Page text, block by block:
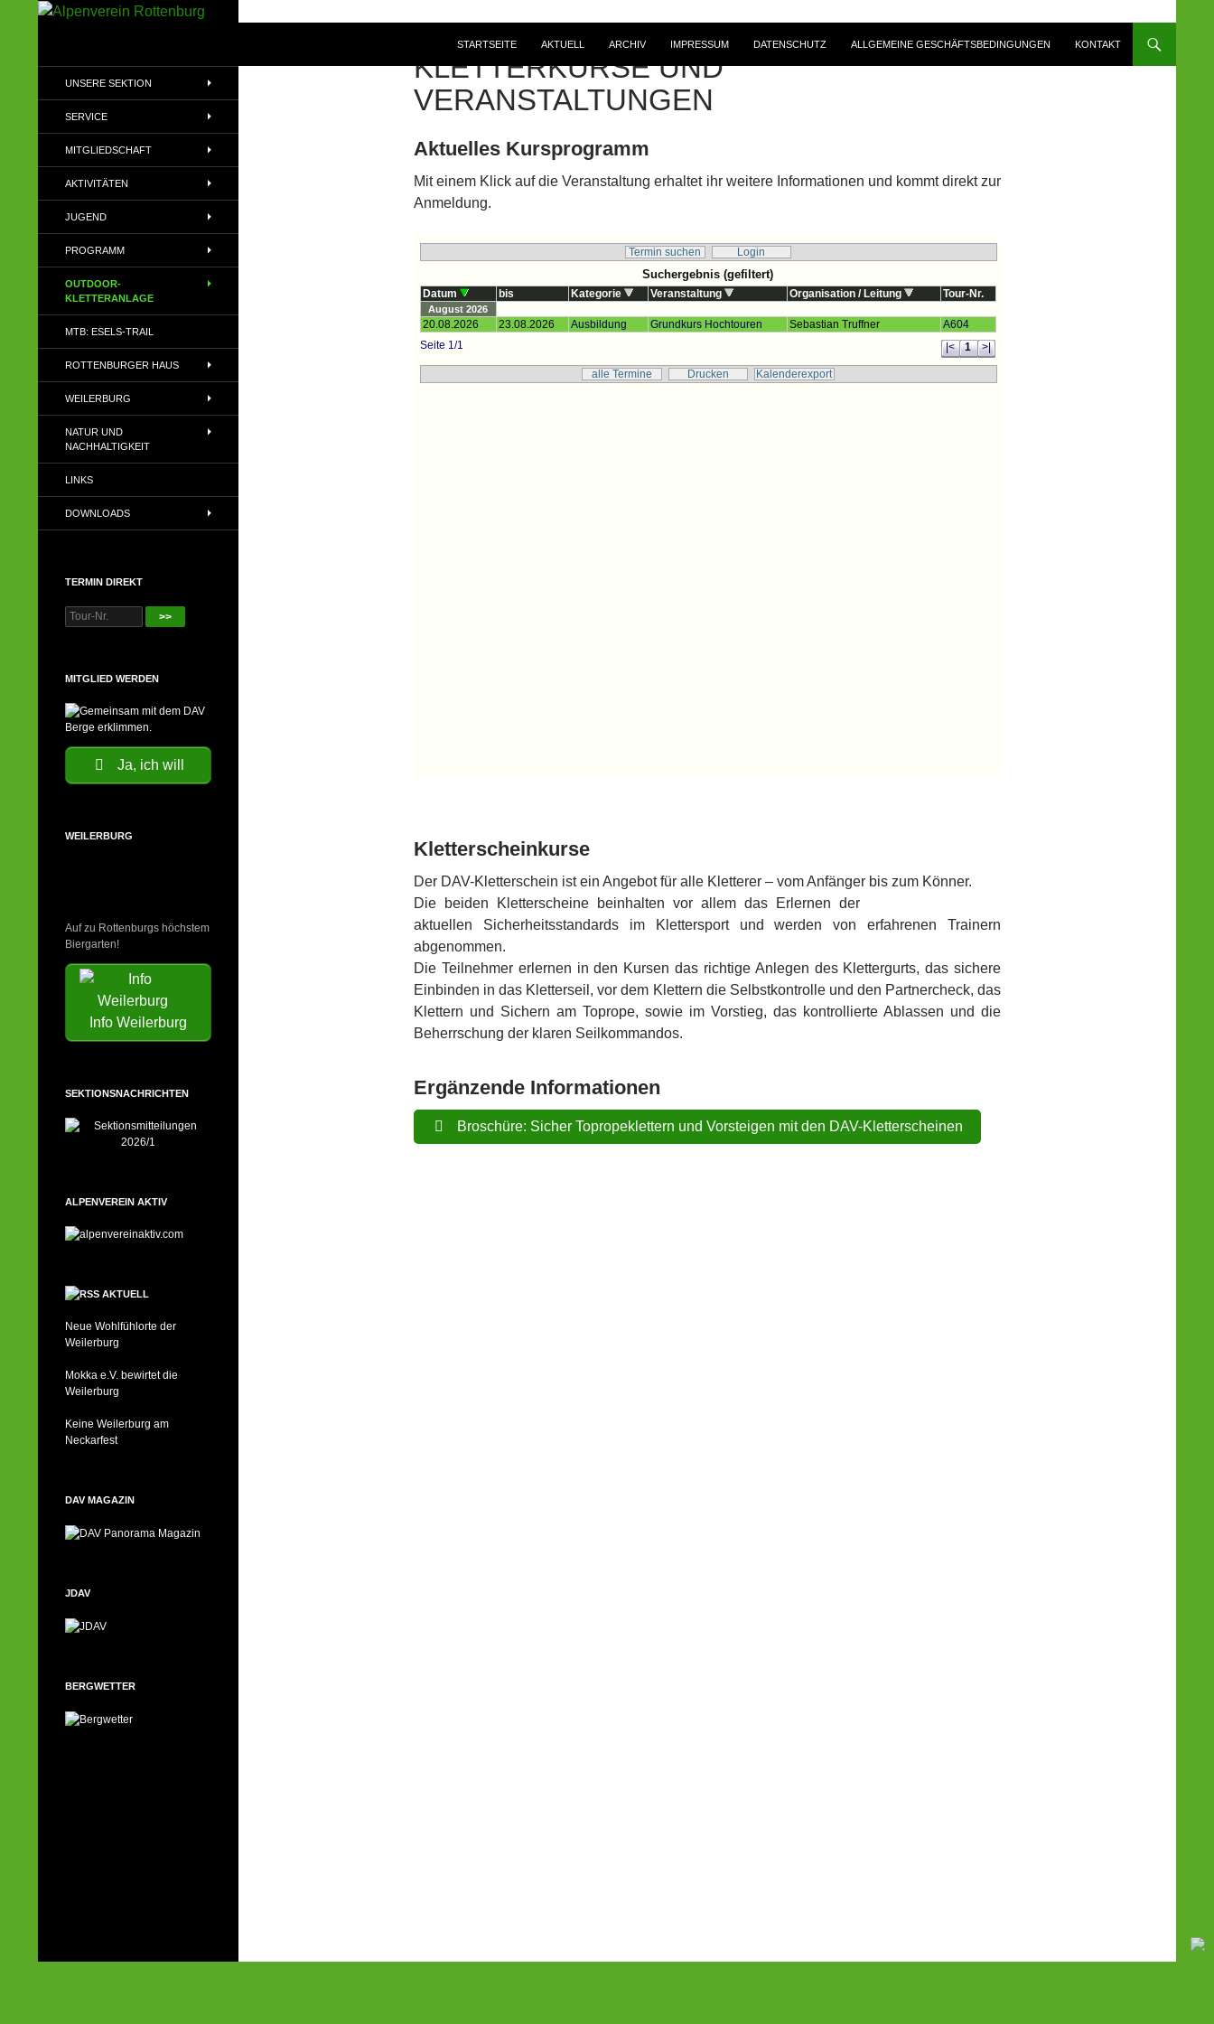
STARTSEITE AKTUELL ARCHIV IMPRESSUM DATENSCHUTZ ALLGEMEINE GESCHÄFTSBEDINGUNGEN KONTAKT
KLETTERKURSE UND
VERANSTALTUNGEN
Aktuelles Kursprogramm
Mit einem Klick auf die Veranstaltung erhaltet ihr weitere Informationen und kommt direkt zur
Anmeldung.
Kletterscheinkurse
Der DAV-Kletterschein ist ein Angebot für alle Kletterer – vom Anfänger bis zum Könner.
Die beiden Kletterscheine beinhalten vor allem das Erlernen der
aktuellen Sicherheitsstandards im Klettersport und werden von erfahrenen Trainern
abgenommen.
Die Teilnehmer erlernen in den Kursen das richtige Anlegen des Klettergurts, das sichere
Einbinden in das Kletterseil, vor dem Klettern die Selbstkontrolle und den Partnercheck, das
Klettern und Sichern am Toprope, sowie im Vorstieg, das kontrollierte Ablassen und die
Beherrschung der klaren Seilkommandos.
Ergänzende Informationen
Broschüre: Sicher Topropeklettern und Vorsteigen mit den DAV-Kletterscheinen
Alpenvereins (DAV) e.V
UNSERE SEKTION
SERVICE
MITGLIEDSCHAFT
AKTIVITÄTEN
JUGEND
PROGRAMM
OUTDOOR-
KLETTERANLAGE
MTB: ESELS-TRAIL
ROTTENBURGER HAUS
WEILERBURG
NATUR UND
NACHHALTIGKEIT
LINKS
DOWNLOADS
TERMIN DIREKT
>>
MITGLIED WERDEN
Ja, ich will
WEILERBURG
Auf zu Rottenburgs höchstem
Biergarten!
Info Weilerburg
SEKTIONSNACHRICHTEN
ALPENVEREIN AKTIV
AKTUELL
Neue Wohlfühlorte der
Weilerburg
Mokka e.V. bewirtet die
Weilerburg
Keine Weilerburg am
Neckarfest
DAV MAGAZIN
JDAV
BERGWETTER